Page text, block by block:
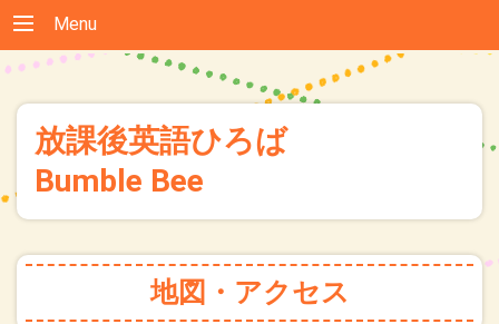
Menu
放課後英語ひろば
Bumble Bee
地図・アクセス